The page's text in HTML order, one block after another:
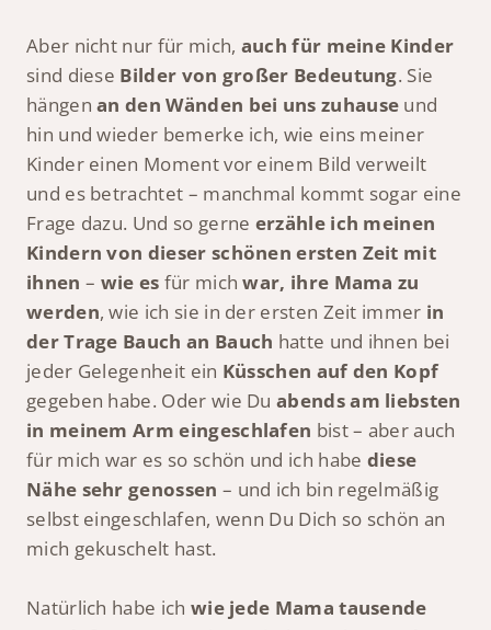
Aber nicht nur für mich, auch für meine Kinder
sind diese Bilder von großer Bedeutung. Sie
hängenan den Wänden bei uns zuhause und
hin und wieder bemerke ich, wie eins meiner
Kinder einen Moment vor einem Bild verweilt
und es betrachtet – manchmal kommt sogar eine
Frage dazu. Und so gerne erzähle ich meinen
Kindern von dieser schönen ersten Zeit mit
ihnen – wie es für michwar, ihre Mama zu
werden, wie ich sie in der ersten Zeit immer in
der Trage Bauch an Bauch hatte und ihnen bei
jeder Gelegenheit ein Küsschen auf den Kopf
gegeben habe. Oder wie Duabends am liebsten
in meinem Arm eingeschlafen bist – aber auch
für mich war es so schön und ich habe diese
Nähe sehr genossen – und ich bin regelmäßig
selbst eingeschlafen, wenn Du Dich so schön an
mich gekuschelt hast.
Natürlich habe ich wie jede Mama tausende